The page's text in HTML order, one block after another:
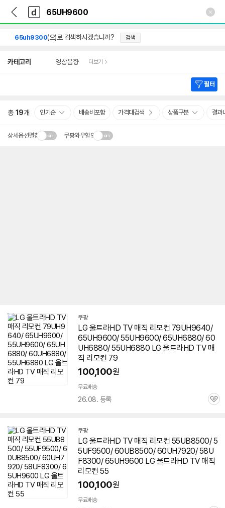
다
나
와
가
다
와
인
65uh9300(으)로 검색하시겠습니까? 검색
카테고리 영상음향 더보기
필터
총 19개 인기순 배송비포함 가격대검색 상품구분 결과
상세옵션펼침 쿠팡와우할인
쿠팡
LG 울트라HD TV 매직 리모컨 79UH9640/
65UH9600/ 55UH9600/ 65UH6880/ 60
UH6880/ 55UH6880 LG 울트라HD TV 매
직 리모컨 79
100,100원
무료배송
26.08. 등록
관
쿠팡
LG 울트라HD TV 매직 리모컨 55UB8500/ 5
5UF9500/ 60UB8500/ 60UH7920/ 58U
F8300/65UH9600 LG 울트라HD TV 매직
리모컨 55
100,100원
무료배송